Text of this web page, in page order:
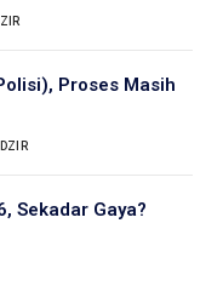
Proses Masih
Sekadar Gaya?